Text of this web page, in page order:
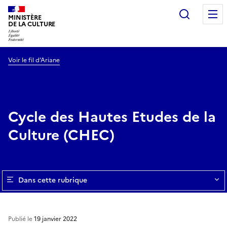
MINISTÈRE
DE LA CULTURE
Voir le fil d’Ariane
Cycle des Hautes Etudes de la
Culture (CHEC)
Dans cette rubrique
Publié le19 janvier 2022